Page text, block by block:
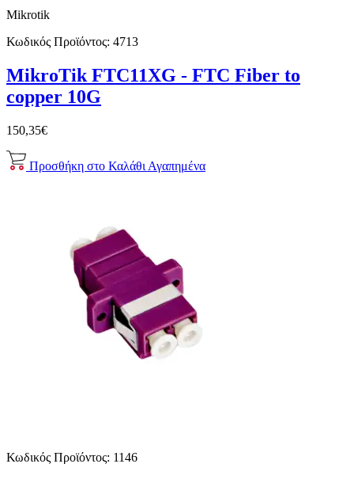
Mikrotik
Κωδικός Προϊόντος: 4713
MikroTik FTC11XG - FTC Fiber to
copper 10G
150,35€
Προσθήκη στο Καλάθι Αγαπημένα
Κωδικός Προϊόντος: 1146